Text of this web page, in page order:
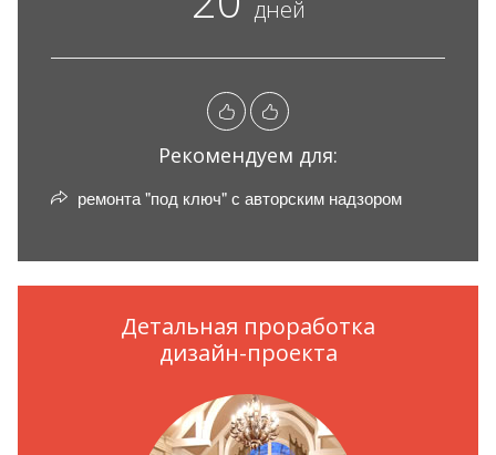
дней
Рекомендуем для:
ремонта "под ключ" с авторским надзором
Детальная проработка
дизайн-проекта